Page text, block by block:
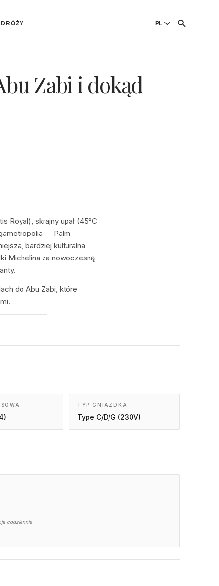
PL
Zabi i dokąd
Royal), skrajny upał (45°C
— Palm
bardziej kulturalna
Michelina za nowoczesną
do Abu Zabi, które
TYP GNIAZDKA
Type C/D/G (230V)
codziennie